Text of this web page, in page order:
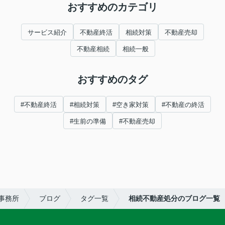
おすすめのカテゴリ
サービス紹介 不動産終活 相続対策 不動産売却
不動産相続 相続一般
おすすめのタグ
#不動産終活 #相続対策 #空き家対策 #不動産の終活
#生前の準備 #不動産売却
務所 ブログ タグ一覧 相続不動産処分のブログ一覧